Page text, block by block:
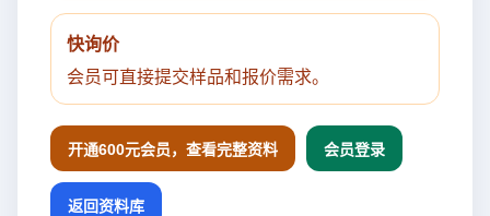
快询价
会员可直接提交样品和报价需求。
开通600元会员，查看完整资料 会员登录
返回资料库